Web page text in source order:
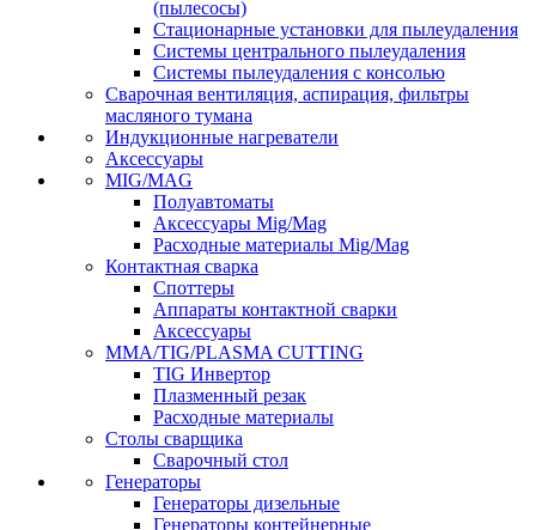
(пылесосы)
Стационарные установки для пылеудаления
Системы центрального пылеудаления
Системы пылеудаления с консолью
Сварочная вентиляция, аспирация, фильтры
масляного тумана
Индукционные нагреватели
Аксессуары
MIG/MAG
Полуавтоматы
Аксессуары Mig/Mag
Расходные материалы Mig/Mag
Контактная сварка
Споттеры
Аппараты контактной сварки
Аксессуары
MMA/TIG/PLASMA CUTTING
TIG Инвертор
Плазменный резак
Расходные материалы
Столы сварщика
Сварочный стол
Генераторы
Генераторы дизельные
Генераторы контейнерные